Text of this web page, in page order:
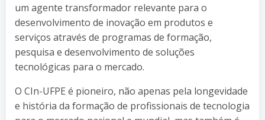
um agente transformador relevante para o
desenvolvimento de inovação em produtos e
serviços através de programas de formação,
pesquisa e desenvolvimento de soluções
tecnológicas para o mercado.
O CIn-UFPE é pioneiro, não apenas pela longevidade
e história da formação de profissionais de tecnologia